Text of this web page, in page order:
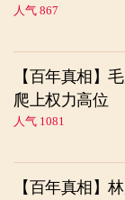
人气 867
【百年真相】
爬上权力高位
人气 1081
【百年真相】